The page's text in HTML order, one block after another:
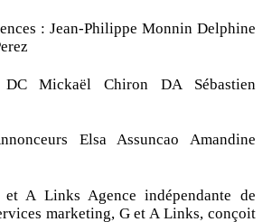
: Jean-Philippe Monnin Delphine
DC Mickaël Chiron DA Sébastien
Elsa Assuncao Amandine
A Links Agence indépendante de
marketing, G et A Links, conçoit